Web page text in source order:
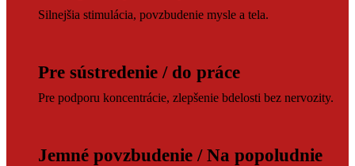
Silnejšia stimulácia, povzbudenie mysle a tela.
Pre sústredenie / do práce
Pre podporu koncentrácie, zlepšenie bdelosti bez nervozity.
Jemné povzbudenie / Na popoludnie